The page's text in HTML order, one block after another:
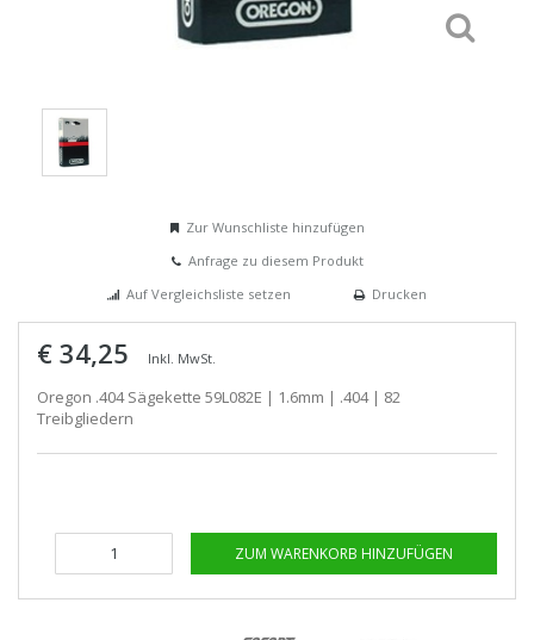
Zur Wunschliste hinzufügen
Anfrage zu diesem Produkt
Auf Vergleichsliste setzen
Drucken
€ 34,25 Inkl. MwSt.
Oregon .404 Sägekette 59L082E | 1.6mm | .404 | 82
Treibgliedern
ZUM WARENKORB HINZUFÜGEN